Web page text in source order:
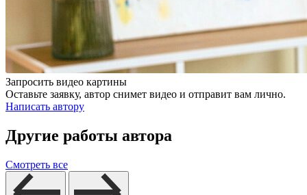
Запросить видео картины
Оставьте заявку, автор снимет видео и отправит вам лично.
Написать автору
Другие работы автора
Смотреть все